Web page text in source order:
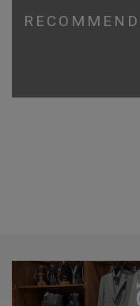
RECOMMEND